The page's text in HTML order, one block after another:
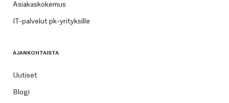
Asiakaskokemus
IT-palvelut pk-yrityksille
AJANKOHTAISTA
Uutiset
Blogi